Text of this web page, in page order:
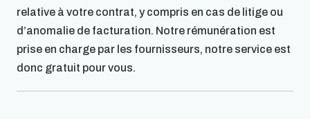
relative à votre contrat, y compris en cas de litige ou
d’anomalie de facturation. Notre rémunération est
prise en charge par les fournisseurs, notre service est
donc gratuit pour vous.